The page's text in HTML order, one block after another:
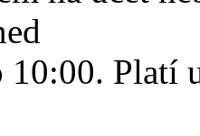
10:00. Platí